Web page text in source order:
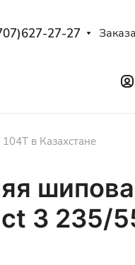
27-27
в Казахстане
3 235/